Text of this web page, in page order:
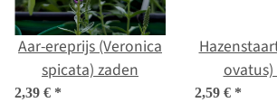
Aar-ereprijs (Veronica
spicata) zaden
2,39 € * 2,59 € *